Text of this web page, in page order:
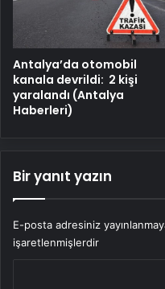
Antalya’da otomobil
kanala devrildi: 2 kişi
yaralandı (Antalya
Haberleri)
Bir yanıt yazın
E-posta adresiniz
işaretlenmişlerdir